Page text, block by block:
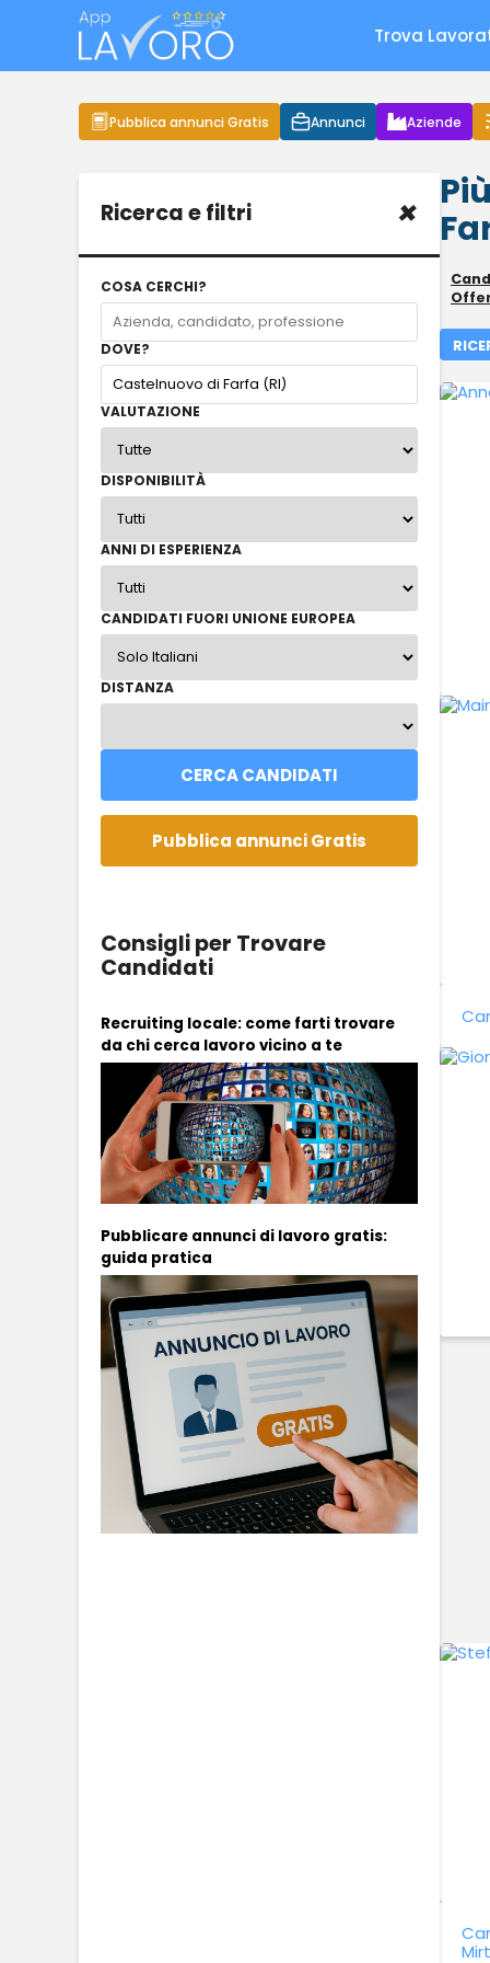
Trova
Pubblica annunci Gratis Annunci Aziende
Ricerca e filtri ×
COSA CERCHI?
DOVE?
VALUTAZIONE
DISPONIBILITÀ
ANNI DI ESPERIENZA
CANDIDATI FUORI UNIONE EUROPEA
DISTANZA
Consigli per Trovare
Candidati
Recruiting locale: come farti trovare
da chi cerca lavoro vicino a te
Pubblicare annunci di lavoro gratis:
guida pratica